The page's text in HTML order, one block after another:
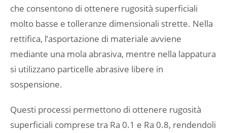
che consentono di ottenere rugosità superficiali
molto basse e tolleranze dimensionali strette. Nella
rettifica, l’asportazione di materiale avviene
mediante una mola abrasiva, mentre nella lappatura
si utilizzano particelle abrasive libere in
sospensione.
Questi processi permettono di ottenere rugosità
superficiali comprese tra Ra 0.1 e Ra 0.8, rendendoli